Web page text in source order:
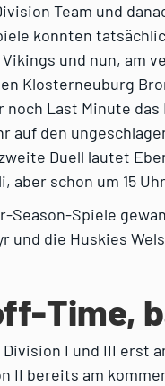
Team und
konnten
und nun, am
Klosterneuburg
Last Minute
auf den
Duell lautet
aber schon um 15
Season-Spiele
und die Huskies
Time,
I und III erst
II bereits am